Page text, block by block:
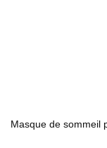
Masque de sommeil